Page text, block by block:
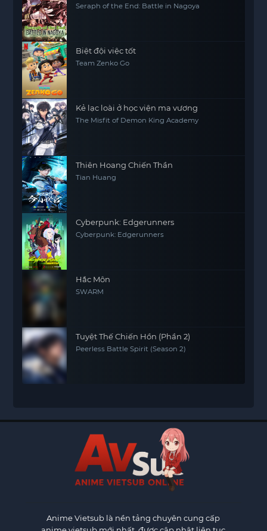
Seraph of the End: Battle in Nagoya
Biệt đội việc tốt
Team Zenko Go
Kẻ lạc loài ở học viện ma vương
The Misfit of Demon King Academy
Thiên Hoang Chiến Thần
Tian Huang
Cyberpunk: Edgerunners
Cyberpunk: Edgerunners
Hắc Môn
SWARM
Tuyệt Thế Chiến Hồn (Phần 2)
Peerless Battle Spirit (Season 2)
Anime Vietsub là nền tảng chuyên cung cấp